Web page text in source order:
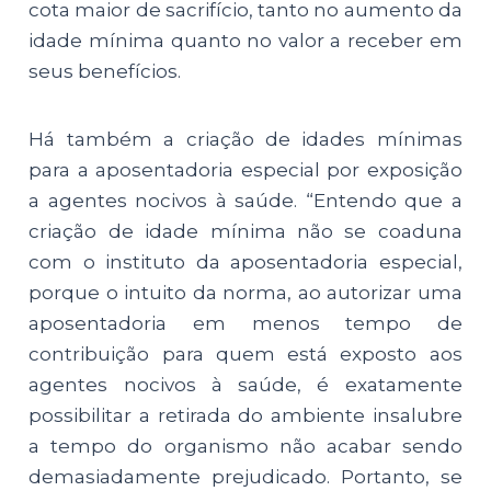
cota maior de sacrifício, tanto no aumento da
idade mínima quanto no valor a receber em
seus benefícios.
Há também a criação de idades mínimas
para a aposentadoria especial por exposição
a agentes nocivos à saúde. “Entendo que a
criação de idade mínima não se coaduna
com o instituto da aposentadoria especial,
porque o intuito da norma, ao autorizar uma
aposentadoria em menos tempo de
contribuição para quem está exposto aos
agentes nocivos à saúde, é exatamente
possibilitar a retirada do ambiente insalubre
a tempo do organismo não acabar sendo
demasiadamente prejudicado. Portanto, se